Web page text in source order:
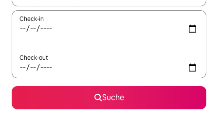
Check-in
Check-out
Suche